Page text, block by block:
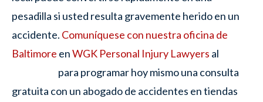
pesadilla si usted resulta gravemente herido en un
accidente. Comuníquese con nuestra oficina de
Baltimore enWGK Personal Injury Lawyers al
para programar hoy mismo una consulta
gratuita con un abogado de accidentes en tiendas